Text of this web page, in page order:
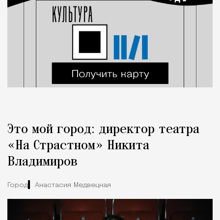
Это мой город: директор театра
«На Страстном» Никита
Владимиров
Город Анастасия Медвецкая